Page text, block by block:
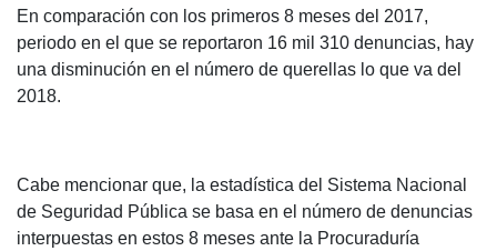
En comparación con los primeros 8 meses del 2017,
periodo en el que se reportaron 16 mil 310 denuncias, hay
una disminución en el número de querellas lo que va del
2018.
Cabe mencionar que, la estadística del Sistema Nacional
de Seguridad Pública se basa en el número de denuncias
interpuestas en estos 8 meses ante la Procuraduría